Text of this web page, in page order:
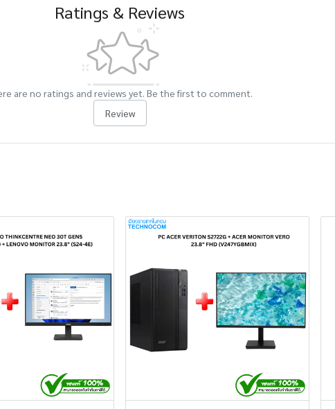
Ratings & Reviews
are no ratings and reviews yet. Be the first to comment.
Review